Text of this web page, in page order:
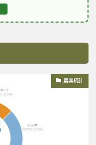
農業統計